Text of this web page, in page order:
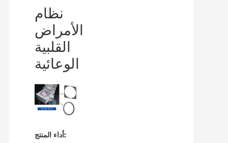
نظام
الأمراض
القلبية
الوعائية
أداء المنتج: